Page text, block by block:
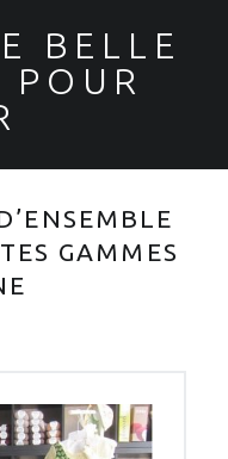
BELLE
POUR
GAMMES